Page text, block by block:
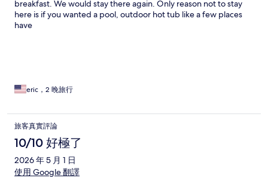
breakfast. We would stay there again. Only reason not to stay
here is if you wanted a pool, outdoor hot tub like a few places
have
eric，2 晚旅行
旅客真實評論
10/10 好極了
2026 年 5 月 1 日
使用 Google 翻譯